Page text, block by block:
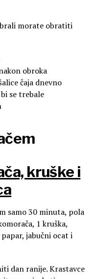
morate obratiti
obroka
čaja dnevno
se trebale
kruške i
samo 30 minuta, pola
1 kruška,
jabučni ocat i
dan ranije. Krastavce